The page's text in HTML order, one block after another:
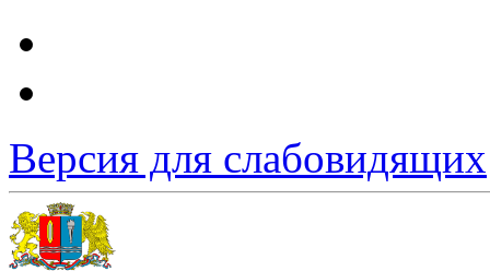
Версия для слабовидящих